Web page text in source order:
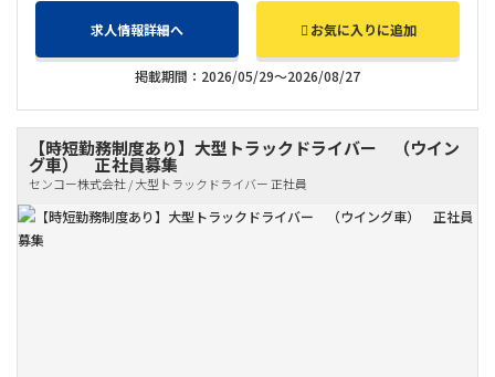
求人情報詳細へ お気に入りに追加
掲載期間：2026/05/29～2026/08/27
【時短勤務制度あり】大型トラックドライバー （ウイン
グ車） 正社員募集
センコー株式会社 / 大型トラックドライバー 正社員